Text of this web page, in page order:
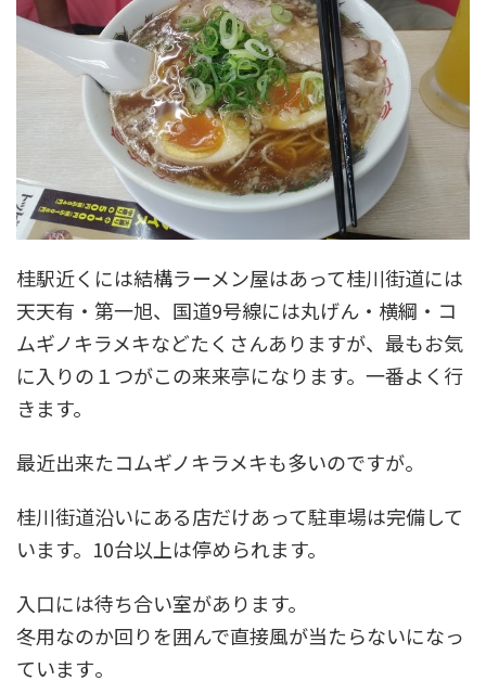
桂駅近くには結構ラーメン屋はあって桂川街道には
天天有・第一旭、国道9号線には丸げん・横綱・コ
ムギノキラメキなどたくさんありますが、最もお気
に入りの１つがこの来来亭になります。一番よく行
きます。
最近出来たコムギノキラメキも多いのですが。
桂川街道沿いにある店だけあって駐車場は完備して
います。10台以上は停められます。
入口には待ち合い室があります。
冬用なのか回りを囲んで直接風が当たらないになっ
ています｡